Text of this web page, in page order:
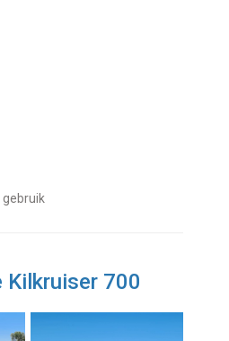
gebruik
Kilkruiser 700